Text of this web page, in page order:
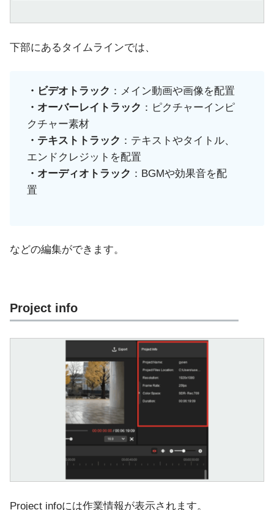
下部にあるタイムラインでは、
・ビデオトラック ：メイン動画や画像を配置
・オーバーレイトラック ：ピクチャーインピ
クチャー素材
・テキストトラック ：テキストやタイトル、
エンドクレジットを配置
・オーディオトラック ：BGMや効果音を配
置
などの編集ができます。
Project info
Project infoには作業情報が表示されます。